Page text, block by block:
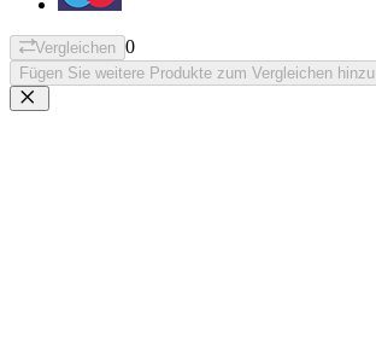
Vergleichen 0
Fügen Sie weitere Produkte zum Vergleichen hinzu